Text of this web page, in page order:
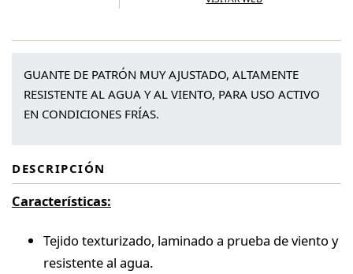
GUANTE DE PATRÓN MUY AJUSTADO, ALTAMENTE
RESISTENTE AL AGUA Y AL VIENTO, PARA USO ACTIVO
EN CONDICIONES FRÍAS.
DESCRIPCIÓN
Características:
Tejido texturizado, laminado a prueba de viento y
resistente al agua.